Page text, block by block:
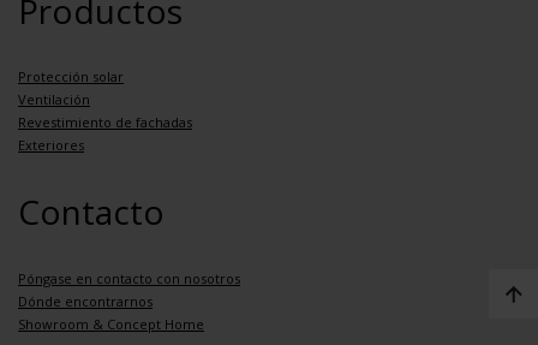
Productos
Protección solar
Ventilación
Revestimiento de fachadas
Exteriores
Contacto
Póngase en contacto con nosotros
Dónde encontrarnos
Showroom & Concept Home